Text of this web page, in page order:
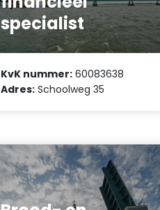
specialist
KvK nummer: 60083638
Adres: Schoolweg 35